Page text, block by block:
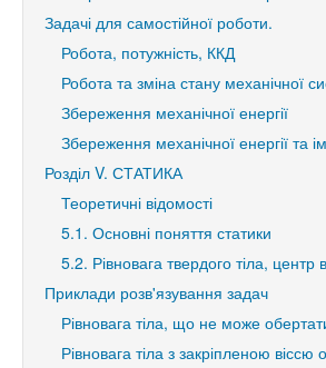
Задачі для самостійної роботи.
Робота, потужність, ККД
Робота та зміна стану механічної
Збереження механічної енергії
Збереження механічної енергії та
Розділ V. СТАТИКА
Теоретичні відомості
5.1. Основні поняття статики
5.2. Рівновага твердого тіла, центр
Приклади розв'язування задач
Рівновага тіла, що не може
Рівновага тіла з закріпленою віссю